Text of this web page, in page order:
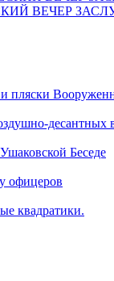
ВЕЧЕР
пляски
десантных
Беседе
офицеров
квадратики.